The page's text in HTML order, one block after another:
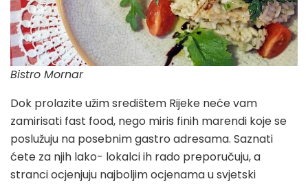
Bistro Mornar
Dok prolazite užim središtem Rijeke neće vam
zamirisati fast food, nego miris finih marendi koje se
poslužuju na posebnim gastro adresama. Saznati
ćete za njih lako- lokalci ih rado preporučuju, a
stranci ocjenjuju najboljim ocjenama u svjetski